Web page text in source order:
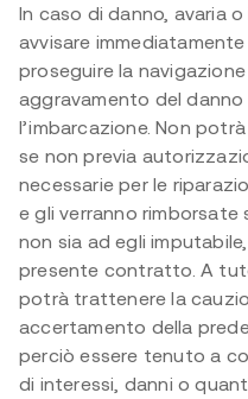
In caso di danno, avaria
avvisare
proseguire la
aggravamento del
l’imbarcazione. Non
se non previa
necessarie per le
e gli verranno rimborsate
non sia ad egli
presente contratto. A
potrà trattenere la
accertamento della
perciò essere tenuto a
di interessi, danni o